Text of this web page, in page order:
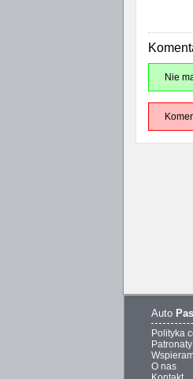
Nie
Auto
Polityka
Patronaty
O nas